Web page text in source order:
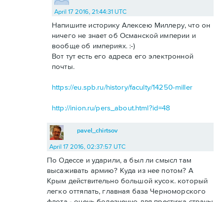
April 17 2016, 21:44:31 UTC
Напишите историку Алексею Миллеру, что он
ничего не знает об Османской империи и
вообще об империях. :-)
Вот тут есть его адреса его электронной
почты.
https://eu.spb.ru/history/faculty/14250-miller
http://inion.ru/pers_about.html?id=48
pavel_chirtsov
April 17 2016, 02:37:57 UTC
По Одессе и ударили, а был ли смысл там
высаживать армию? Куда из нее потом? А
Крым действительно большой кусок. который
легко оттяпать, главная база Черноморского